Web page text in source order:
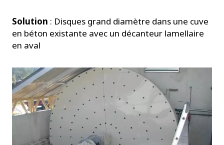
Solution : Disques grand diamètre dans une cuve
en béton existante avec un décanteur lamellaire
en aval